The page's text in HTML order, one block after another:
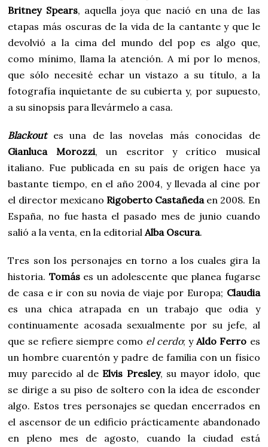
Britney Spears, aquella joya que nació en una de las
etapas más oscuras de la vida de la cantante y que le
devolvió a la cima del mundo del pop es algo que,
como mínimo, llama la atención. A mí por lo menos,
que sólo necesité echar un vistazo a su título, a la
fotografía inquietante de su cubierta y, por supuesto,
a su sinopsis para llevármelo a casa.
Blackoutes una de las novelas más conocidas de
Gianluca Morozzi, un escritor y crítico musical
italiano. Fue publicada en su país de origen hace ya
bastante tiempo, en el año 2004, y llevada al cine por
el director mexicano Rigoberto Castañedaen 2008. En
España, no fue hasta el pasado mes de junio cuando
salió a la venta, en la editorialAlba Oscura.
Tres son los personajes en torno a los cuales gira la
historia. Tomáses un adolescente que planea fugarse
de casa e ir con su novia de viaje por Europa; Claudia
es una chica atrapada en un trabajo que odia y
continuamente acosada sexualmente por su jefe, al
que se refiere siempre como el cerdo; yAldo Ferro es
un hombre cuarentón y padre de familia con un físico
muy parecido al de Elvis Presley, su mayor ídolo, que
se dirige a su piso de soltero con la idea de esconder
algo. Estos tres personajes se quedan encerrados en
el ascensor de un edificio prácticamente abandonado
en pleno mes de agosto, cuando la ciudad está